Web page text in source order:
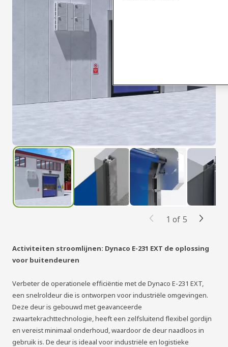
Activiteiten stroomlijnen: Dynaco E-231 EXT de oplossing
voor buitendeuren
Verbeter de operationele efficiëntie met de Dynaco E-231 EXT,
een snelroldeur die is ontworpen voor industriële omgevingen.
Deze deur is gebouwd met geavanceerde
zwaartekrachttechnologie, heeft een zelfsluitend flexibel gordijn
en vereist minimaal onderhoud, waardoor de deur naadloos in
gebruik is. De deur is ideaal voor industriële en logistieke
1 of 5